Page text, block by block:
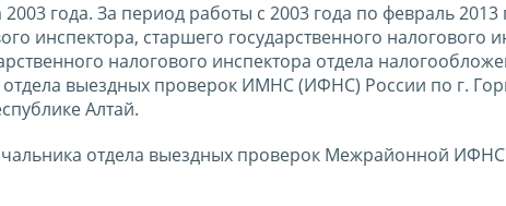
года. За период работы с 2003 года по февраль 2013
инспектора, старшего государственного налогового
налогового инспектора отдела
выездных проверок ИМНС (ИФНС) России по г.
Алтай.
отдела выездных проверок Межрайонной